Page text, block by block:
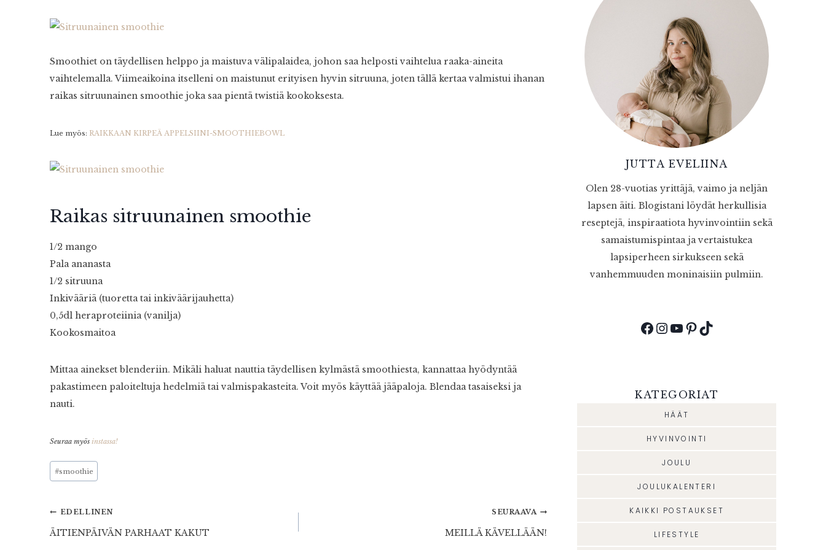
Smoothiet on täydellisen helppo ja maistuva välipalaidea, johon saa helposti vaihtelua raaka-aineita
vaihtelemalla. Viimeaikoina itselleni on maistunut erityisen hyvin sitruuna, joten tällä kertaa valmistui ihanan
raikas sitruunainen smoothie joka saa pientä twistiä kookoksesta.
Lue myös: RAIKKAAN KIRPEÄ APPELSIINI-SMOOTHIEBOWL
Raikas sitruunainen smoothie
1/2 mango
Pala ananasta
1/2 sitruuna
Inkivääriä (tuoretta tai inkiväärijauhetta)
0,5dl heraproteiinia (vanilja)
Kookosmaitoa
Mittaa ainekset blenderiin. Mikäli haluat nauttia täydellisen kylmästä smoothiesta, kannattaa hyödyntää
pakastimeen paloiteltuja hedelmiä tai valmispakasteita. Voit myös käyttää jääpaloja. Blendaa tasaiseksi ja
nauti.
Seuraa myös instassa!
Avainsanat:
#smoothie
Artikkelien
selaus
EDELLINEN
ÄITIENPÄIVÄN PARHAAT KAKUT
SEURAAVA
MEILLÄ KÄVELLÄÄN!
JUTTA EVELIINA
Olen 28-vuotias yrittäjä, vaimo ja neljän
lapsen äiti. Blogistani löydät herkullisia
reseptejä, inspiraatiota hyvinvointiin sekä
samaistumispintaa ja vertaistukea
lapsiperheen sirkukseen sekä
vanhemmuuden moninaisiin pulmiin.
Facebook
Instagram
YouTube
Pinterest
TikTok
KATEGORIAT
HÄÄT
HYVINVOINTI
JOULU
JOULUKALENTERI
KAIKKI POSTAUKSET
LIFESTYLE